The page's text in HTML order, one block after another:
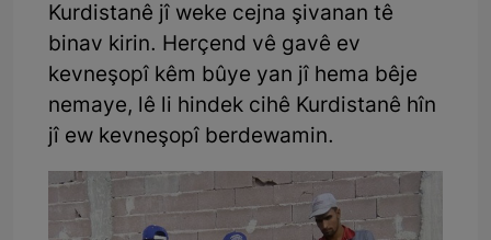
Kurdistanê jî weke cejna şivanan tê
binav kirin. Herçend vê gavê ev
kevneşopî kêm bûye yan jî hema bêje
nemaye, lê li hindek cihê Kurdistanê hîn
jî ew kevneşopî berdewamin.